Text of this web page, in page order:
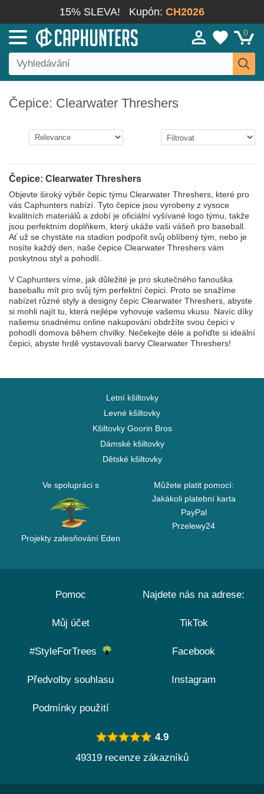
15% SLEVA! Kupón: CH2026
0
Čepice: Clearwater Threshers
Čepice: Clearwater Threshers
Objevte široký výběr čepic týmu Clearwater Threshers, které pro
vás Caphunters nabízí. Tyto čepice jsou vyrobeny z vysoce
kvalitních materiálů a zdobí je oficiální vyšívané logo týmu, takže
jsou perfektním doplňkem, který ukáže vaši vášeň pro baseball.
Ať už se chystáte na stadion podpořit svůj oblíbený tým, nebo je
nosíte každý den, naše čepice Clearwater Threshers vám
poskytnou styl a pohodlí.
V Caphunters víme, jak důležité je pro skutečného fanouška
baseballu mít pro svůj tým perfektní čepici. Proto se snažíme
nabízet různé styly a designy čepic Clearwater Threshers, abyste
si mohli najít tu, která nejlépe vyhovuje vašemu vkusu. Navíc díky
našemu snadnému online nakupování obdržíte svou čepici v
pohodlí domova během chvilky. Nečekejte déle a pořiďte si ideální
čepici, abyste hrdě vystavovali barvy Clearwater Threshers!
Letní kšiltovky
Levné kšiltovky
Kšiltovky Goorin Bros
Dámské kšiltovky
Dětské kšiltovky
Ve spolupráci s
Projekty zalesňování Eden
Můžete platit pomocí:
Jakákoli platební karta
PayPal
Przelewy24
Pomoc
Můj účet
#StyleForTrees
Předvolby souhlasu
Podmínky použití
Najdete nás na adrese:
TikTok
Facebook
Instagram
4.9
49319 recenze zákazníků